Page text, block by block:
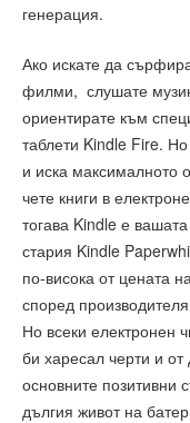
генерация.
Ако искате да
филми, слушате
ориентирате към
таблети Kindle Fire.
и иска максималното
чете книги в
тогава Kindle е
стария Kindle
по-висока от цената
според
Но всеки електронен
би харесал черти и
основните позитивни
дългия живот на